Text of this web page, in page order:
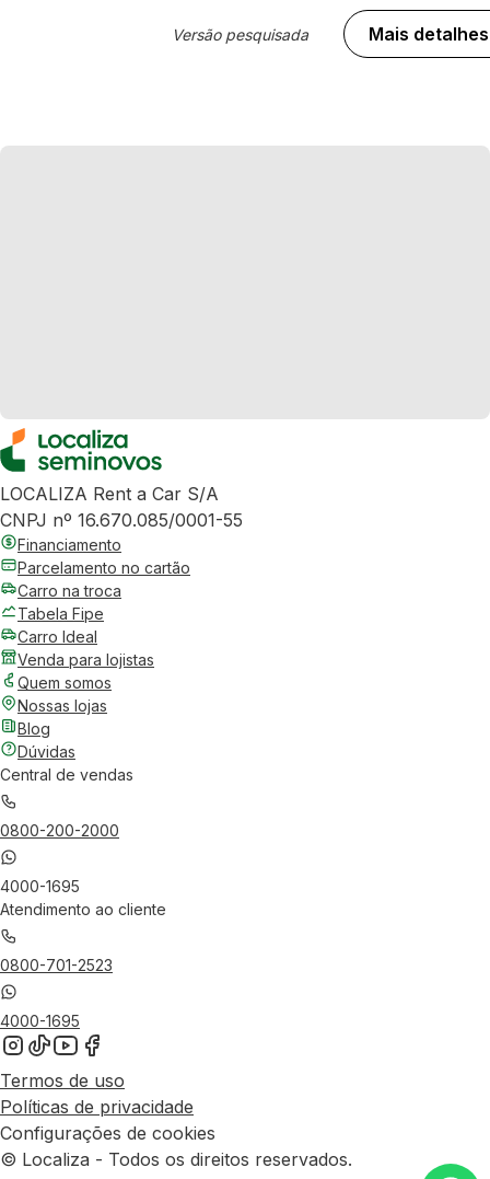
Versão pesquisada Mais detalhes
LOCALIZA Rent a Car S/A
CNPJ nº 16.670.085/0001-55
Financiamento
Parcelamento no cartão
Carro na troca
Tabela Fipe
Carro Ideal
Venda para lojistas
Quem somos
Nossas lojas
Blog
Dúvidas
Central de vendas
0800-200-2000
4000-1695
Atendimento ao cliente
0800-701-2523
4000-1695
Termos de uso
Políticas de privacidade
Configurações de cookies
© Localiza - Todos os direitos reservados.